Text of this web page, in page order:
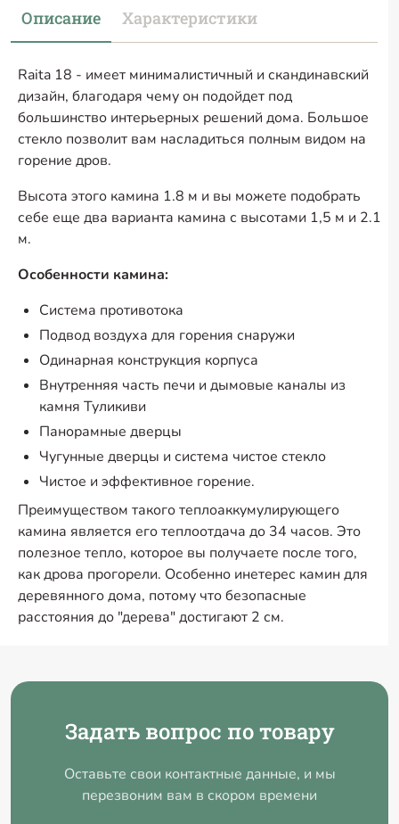
Описание Характеристики
Raita 18 - имеет минималистичный и скандинавский
дизайн, благодаря чему он подойдет под
большинство интерьерных решений дома. Большое
стекло позволит вам насладиться полным видом на
горение дров.
Высота этого камина 1.8 м и вы можете подобрать
себе еще два варианта камина с высотами 1,5 м и 2.1
м.
Особенности камина:
Система противотока
Подвод воздуха для горения снаружи
Одинарная конструкция корпуса
Внутренняя часть печи и дымовые каналы из
камня Туликиви
Панорамные дверцы
Чугунные дверцы и система чистое стекло
Чистое и эффективное горение.
Преимуществом такого теплоаккумулирующего
камина является его теплоотдача до 34 часов. Это
полезное тепло, которое вы получаете после того,
как дрова прогорели. Особенно инетерес камин для
деревянного дома, потому что безопасные
расстояния до "дерева" достигают 2 см.
Задать вопрос по товару
Оставьте свои контактные данные, и мы
перезвоним вам в скором времени